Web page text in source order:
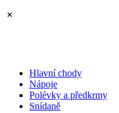
Hlavní chody
Nápoje
Polévky a předkrmy
Snídaně